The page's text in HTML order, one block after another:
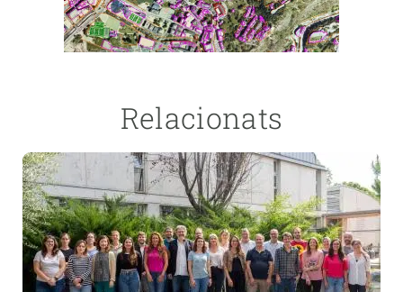
Relacionats